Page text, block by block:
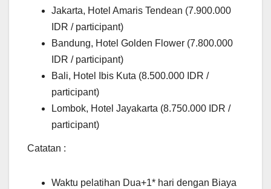
Jakarta, Hotel Amaris Tendean (7.900.000
IDR / participant)
Bandung, Hotel Golden Flower (7.800.000
IDR / participant)
Bali, Hotel Ibis Kuta (8.500.000 IDR /
participant)
Lombok, Hotel Jayakarta (8.750.000 IDR /
participant)
Catatan :
Waktu pelatihan Dua+1* hari dengan Biaya